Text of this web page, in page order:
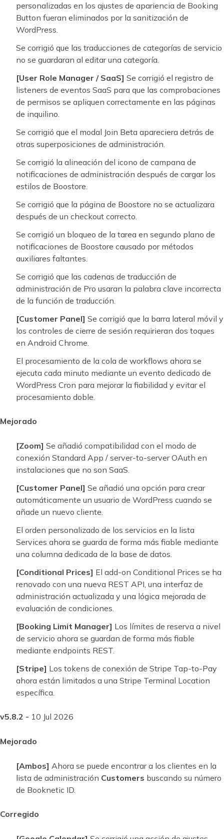
personalizadas en los ajustes de apariencia de Booking
Button fueran eliminados por la sanitización de
WordPress.
Se corrigió que las traducciones de categorías de servicio
no se guardaran al editar una categoría.
[User Role Manager / SaaS] Se corrigió el registro de
listeners de eventos SaaS para que las comprobaciones
de permisos se apliquen correctamente en las páginas
de inquilino.
Se corrigió que el modal Join Beta apareciera detrás de
otras superposiciones de administración.
Se corrigió la alineación del icono de campana de
notificaciones de administración después de cargar los
estilos de Boostore.
Se corrigió que la página de Boostore no se actualizara
después de un checkout correcto.
Se corrigió un bloqueo de la tarea en segundo plano de
notificaciones de Boostore causado por métodos
auxiliares faltantes.
Se corrigió que las cadenas de traducción de
administración de Pro usaran la palabra clave incorrecta
de la función de traducción.
[Customer Panel] Se corrigió que la barra lateral móvil y
los controles de cierre de sesión requirieran dos toques
en Android Chrome.
El procesamiento de la cola de workflows ahora se
ejecuta cada minuto mediante un evento dedicado de
WordPress Cron para mejorar la fiabilidad y evitar el
procesamiento doble.
Mejorado
[Zoom] Se añadió compatibilidad con el modo de
conexión Standard App / server-to-server OAuth en
instalaciones que no son SaaS.
[Customer Panel] Se añadió una opción para crear
automáticamente un usuario de WordPress cuando se
añade un nuevo cliente.
El orden personalizado de los servicios en la lista
Services ahora se guarda de forma más fiable mediante
una columna dedicada de la base de datos.
[Conditional Prices] El add-on Conditional Prices se ha
renovado con una nueva REST API, una interfaz de
administración actualizada y una lógica mejorada de
evaluación de condiciones.
[Booking Limit Manager] Los límites de reserva a nivel
de servicio ahora se guardan de forma más fiable
mediante endpoints REST.
[Stripe] Los tokens de conexión de Stripe Tap-to-Pay
ahora están limitados a una Stripe Terminal Location
específica.
v5.8.2 - 10 Jul 2026
Mejorado
[Ambos] Ahora se puede encontrar a los clientes en la
lista de administración Customers buscando su número
de Booknetic ID.
Corregido